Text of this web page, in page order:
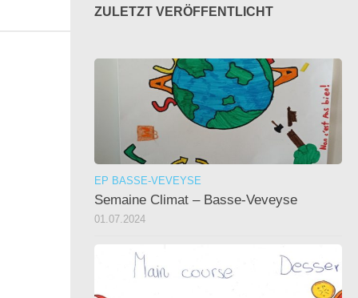
ZULETZT VERÖFFENTLICHT
EP BASSE-VEVEYSE
Semaine Climat – Basse-Veveyse
01.07.2024